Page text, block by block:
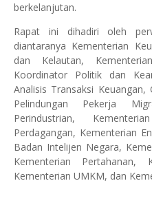
berkelanjutan.
Rapat ini dihadiri oleh
diantaranya Kementerian
dan Kelautan,
Koordinator Politik dan
Analisis Transaksi
Pelindungan Pekerja
Perindustrian,
Perdagangan, Kementerian
Badan Intelijen Negara,
Kementerian Pertahanan,
Kementerian UMKM, dan